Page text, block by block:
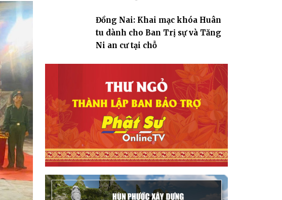
Đồng Nai: Khai mạc khóa Huân
tu dành cho Ban Trị sự và Tăng
Ni an cư tại chỗ